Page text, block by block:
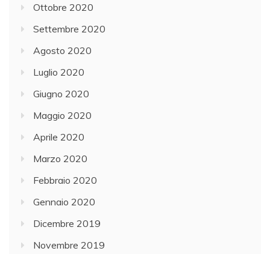
Ottobre 2020
Settembre 2020
Agosto 2020
Luglio 2020
Giugno 2020
Maggio 2020
Aprile 2020
Marzo 2020
Febbraio 2020
Gennaio 2020
Dicembre 2019
Novembre 2019